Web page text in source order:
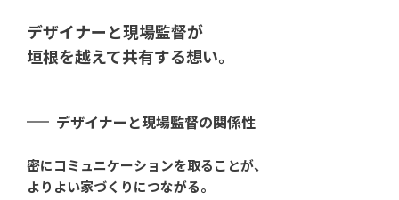
デザイナーと現場監督が
垣根を越えて共有する想い。
デザイナーと現場監督の関係性
密にコミュニケーションを取ることが、
よりよい家づくりにつながる。